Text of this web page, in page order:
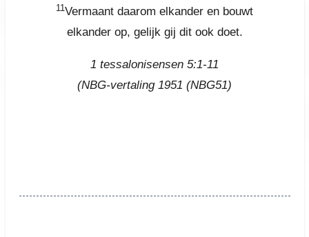
11 Vermaant daarom elkander en bouwt
elkander op, gelijk gij dit ook doet.
1 tessalonisensen 5:1-11
(NBG-vertaling 1951 (NBG51)